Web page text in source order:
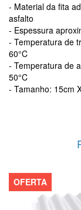
- Material da fita
asfalto
- Espessura
- Temperatura de
60°C
- Temperatura de
50°C
- Tamanho: 15cm
OFERTA